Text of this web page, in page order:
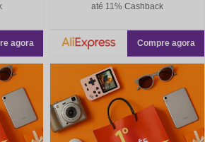
agora
até 11% Cashback
Compre agora